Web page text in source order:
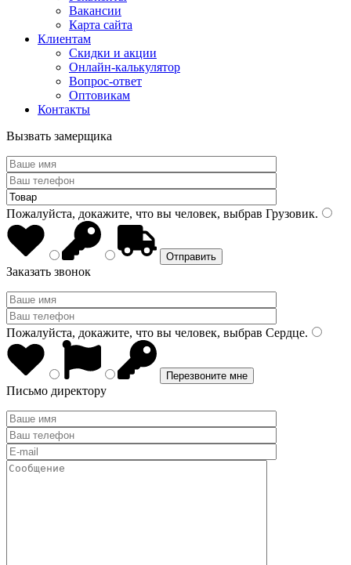
Вакансии
Карта сайта
Клиентам
Скидки и акции
Онлайн-калькулятор
Вопрос-ответ
Оптовикам
Контакты
Вызвать замерщика
Пожалуйста, докажите, что вы человек, выбрав Грузовик.
Заказать звонок
Пожалуйста, докажите, что вы человек, выбрав Сердце.
Письмо директору